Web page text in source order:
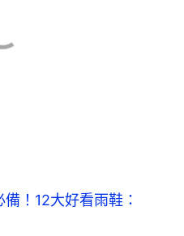
！12大好看雨鞋：